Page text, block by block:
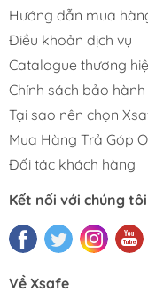
Hướng dẫn mua
Điều khoản dịch vụ
Catalogue thương
Chính sách bảo
Tại sao nên chọn
Mua Hàng Trả Góp
Đối tác khách hàng
Kết nối với chúng tôi
Về Xsafe